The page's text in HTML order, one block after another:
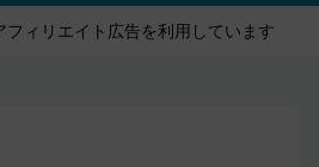
フィリエイト広告を利用しています